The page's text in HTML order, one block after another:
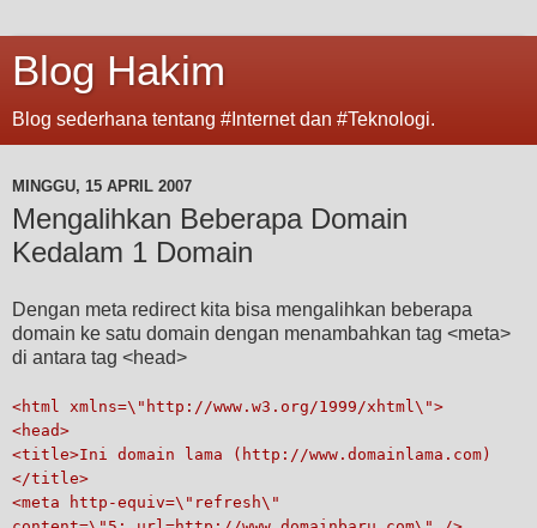
Blog Hakim
Blog sederhana tentang #Internet dan #Teknologi.
MINGGU, 15 APRIL 2007
Mengalihkan Beberapa Domain
Kedalam 1 Domain
Dengan meta redirect kita bisa mengalihkan beberapa
domain ke satu domain dengan menambahkan tag <meta>
di antara tag <head>
<html xmlns=\"http://www.w3.org/1999/xhtml\">
<head>
<title>Ini domain lama (http://www.domainlama.com)
</title>
<meta http-equiv=\"refresh\"